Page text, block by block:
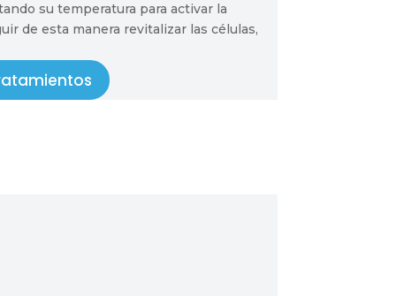
su temperatura para activar la
de esta manera revitalizar las células,